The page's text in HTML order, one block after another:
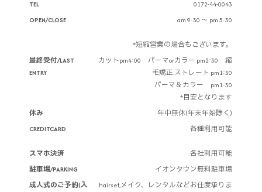
TEL
0172-44-0043
OPEN/CLOSE
am 9:30 ～ pm 5:30
*短縮営業の場合もございます。
最終受付/LAST
ENTRY
カットpm4:00 パーマorカラー pm2:30 縮
毛矯正.ストレート pm1:30
パーマ＆カラー pm1:30
*目安となります
休み
年中無休(年末年始除く)
CREDITCARD
スマホ決済
各種利用可能
各社利用可能
駐車場/PARKING
イオンタウン無料駐車場
成人式のご予約(入
hairset,メイク、レンタルなどお仕度承りま